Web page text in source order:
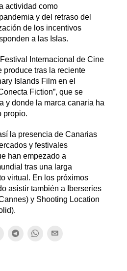
actividad como
y del retraso del
de los incentivos
a las Islas.
Internacional de Cine
produce tras la reciente
Islands Film en el
Fiction”, que se
y donde la marca canaria ha
propio.
la presencia de Canarias
y festivales
han empezado a
tras una larga
virtual. En los próximos
asistir también a Iberseries
y Shooting Location